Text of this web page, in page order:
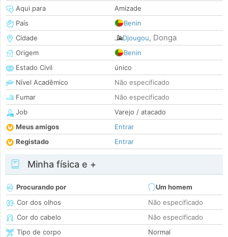
Aqui para
Amizade
País
Benin
Cidade
Djougou, Donga
Origem
Benin
Estado Civil
único
Nível Acadêmico
Não especificado
Fumar
Não especificado
Job
Varejo / atacado
Meus amigos
Entrar
Registado
Entrar
Minha física e +
Procurando por
Um homem
Cor dos olhos
Não especificado
Cor do cabelo
Não especificado
Tipo de corpo
Normal